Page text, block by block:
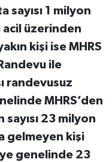
sayısı 1 milyon
üzerinden
kişi ise MHRS
ile
randevusuz
MHRS’den
23 milyon
gelmeyen kişi
genelinde 23